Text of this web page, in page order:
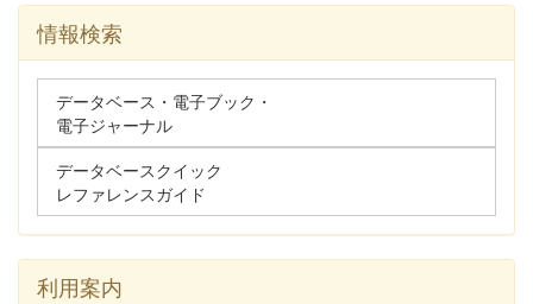
情報検索
データベース・電子ブック・
電子ジャーナル
データベースクイック
レファレンスガイド
利用案内